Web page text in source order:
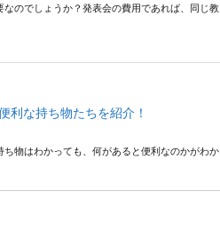
のでしょうか？発表会の費用であれば、同じ教
利な持ち物たちを紹介！
物はわかっても、何があると便利なのかがわか